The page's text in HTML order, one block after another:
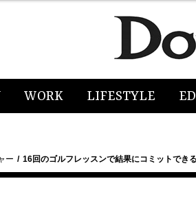
WORK LIFESTYLE
ー 16回のゴルフレッスンで結果にコミットでき